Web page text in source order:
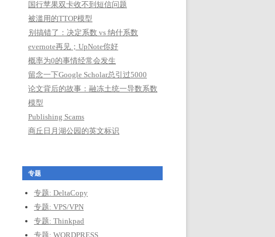
国行苹果双卡收不到短信问题
被滥用的TTOP模型
别搞错了：决定系数 vs 纳什系数
evernote再见；UpNote你好
概率为0的事情经常会发生
留念一下Google Scholar总引过5000
论文背后的故事：融冻土统一导数系数
模型
Publishing Scams
商丘日月湖公园的英文标识
专题
专题: DeltaCopy
专题: VPS/VPN
专题: Thinkpad
专题: WORDPRESS